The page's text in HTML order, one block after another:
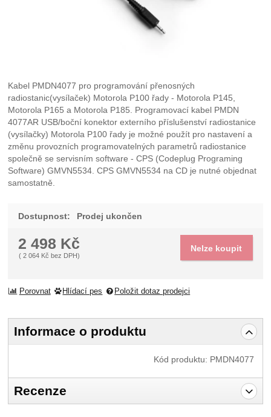
Kabel PMDN4077 pro programování přenosných
radiostanic(vysílaček) Motorola P100 řady - Motorola P145,
Motorola P165 a Motorola P185. Programovací kabel PMDN
4077AR USB/boční konektor externího příslušenství radiostanice
(vysílačky) Motorola P100 řady je možné použít pro nastavení a
změnu provozních programovatelných parametrů radiostanice
společně se servisním software - CPS (Codeplug Programing
Software) GMVN5534. CPS GMVN5534 na CD je nutné objednat
samostatně.
Dostupnost: Prodej ukončen
2 498 Kč
(2 064 Kč bez DPH)
Nelze koupit
Porovnat Hlídací pes Položit dotaz prodejci
Informace o produktu
Kód produktu: PMDN4077
Recenze